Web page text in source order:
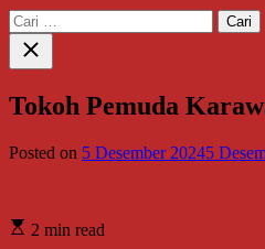
Cari
untuk:
Close
search
Tokoh Pemuda
Posted on 5 Desember 20245
2 min read